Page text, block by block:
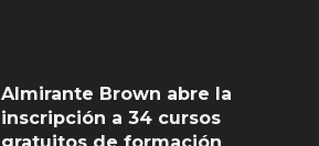
Almirante Brown abre la
inscripción a 34 cursos